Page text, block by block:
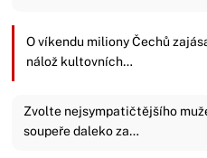
O víkendu miliony Čechů
nálož kultovních…
Zvolte nejsympatičtějšího
soupeře daleko za…